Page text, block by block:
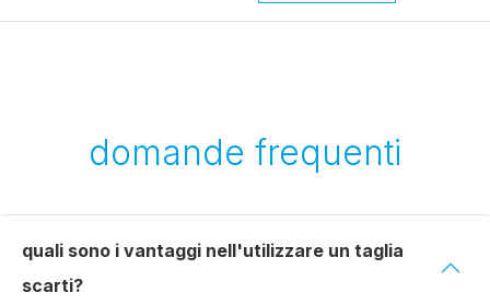
domande frequenti
quali sono i vantaggi nell'utilizzare un taglia
scarti?